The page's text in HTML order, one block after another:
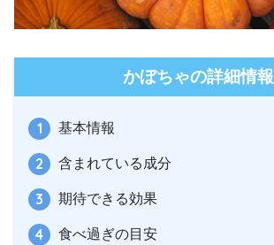
かぼちゃの詳細情報
基本情報
含まれている成分
期待できる効果
食べ過ぎの目安